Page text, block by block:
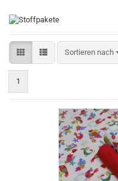
Sortieren nach
Sortieren nach
1